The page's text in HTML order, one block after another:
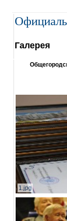
Галерея
1.jpg